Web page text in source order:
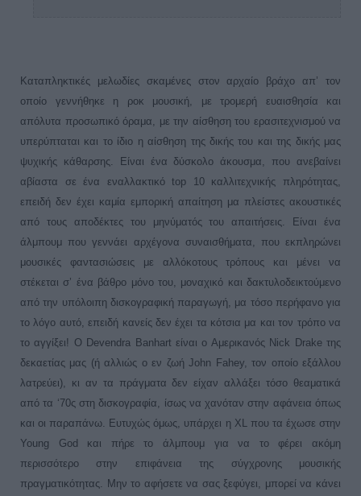
Καταπληκτικές μελωδίες σκαμένες στον αρχαίο βράχο απ’ τον
οποίο γεννήθηκε η ροκ μουσική, με τρομερή ευαισθησία και
απόλυτα προσωπικό όραμα, με την αίσθηση του ερασιτεχνισμού να
υπερύπταται και το ίδιο η αίσθηση της δικής του και της δικής μας
ψυχικής κάθαρσης. Είναι ένα δύσκολο άκουσμα, που ανεβαίνει
αβίαστα σε ένα εναλλακτικό top 10 καλλιτεχνικής πληρότητας,
επειδή δεν έχει καμία εμπορική απαίτηση μα πλείστες ακουστικές
από τους αποδέκτες του μηνύματός του απαιτήσεις. Είναι ένα
άλμπουμ που γεννάει αρχέγονα συναισθήματα, που εκπληρώνει
μουσικές φαντασιώσεις με αλλόκοτους τρόπους και μένει να
στέκεται σ’ ένα βάθρο μόνο του, μοναχικό και δακτυλοδεικτούμενο
από την υπόλοιπη δισκογραφική παραγωγή, μα τόσο περήφανο για
το λόγο αυτό, επειδή κανείς δεν έχει τα κότσια μα και τον τρόπο να
το αγγίξει! Ο Devendra Banhart είναι ο Αμερικανός Nick Drake της
δεκαετίας μας (ή αλλιώς ο εν ζωή John Fahey, τον οποίο εξάλλου
λατρεύει), κι αν τα πράγματα δεν είχαν αλλάξει τόσο θεαματικά
από τα ‘70ς στη δισκογραφία, ίσως να χανόταν στην αφάνεια όπως
και οι παραπάνω. Ευτυχώς όμως, υπάρχει η XL που τα έχωσε στην
Young God και πήρε το άλμπουμ για να το φέρει ακόμη
περισσότερο στην επιφάνεια της σύγχρονης μουσικής
πραγματικότητας. Μην το αφήσετε να σας ξεφύγει, μπορεί να κάνει